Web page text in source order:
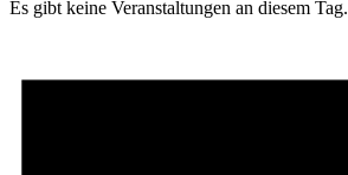
Es gibt keine Veranstaltungen an diesem Tag.